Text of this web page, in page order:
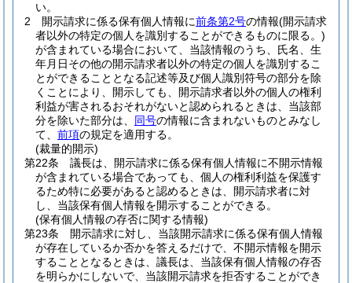
い。
2
開示請求に係る保有個人情報に前条第2号の情報(開示請求
者以外の特定の個人を識別することができるものに限る。)
が含まれている場合において、当該情報のうち、氏名、生
年月日その他の開示請求者以外の特定の個人を識別するこ
とができることとなる記述等及び個人識別符号の部分を除
くことにより、開示しても、開示請求者以外の個人の権利
利益が害されるおそれがないと認められるときは、当該部
分を除いた部分は、 同号の情報に含まれないものとみなし
て、 前項の規定を適用する。
(裁量的開示)
第22条
議長は、開示請求に係る保有個人情報に不開示情報
が含まれている場合であっても、個人の権利利益を保護す
るため特に必要があると認めるときは、開示請求者に対
し、当該保有個人情報を開示することができる。
(保有個人情報の存否に関する情報)
第23条
開示請求に対し、当該開示請求に係る保有個人情報
が存在しているか否かを答えるだけで、不開示情報を開示
することとなるときは、議長は、当該保有個人情報の存否
を明らかにしないで、当該開示請求を拒否することができ